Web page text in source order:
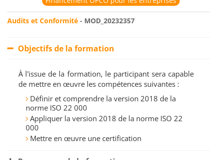
Audits et Conformité - MOD_20232357
Objectifs de la formation
À l'issue de la formation, le participant sera capable
de mettre en œuvre les compétences suivantes :
Définir et comprendre la version 2018 de la
norme ISO 22 000
Appliquer la version 2018 de la norme ISO 22
000
Mettre en œuvre une certification